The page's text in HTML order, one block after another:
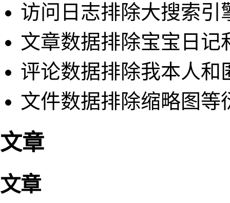
访问日志排除大搜索引
文章数据排除宝宝日记
评论数据排除我本人和
文件数据排除缩略图等
文章
文章